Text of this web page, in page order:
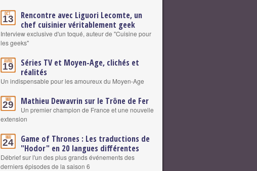
Oct.
13
Rencontre avec Liguori Lecomte, un
chef cuisinier véritablement geek
Interview exclusive d'un toqué, auteur de "Cuisine pour
les geeks"
Avril
19
Séries TV et Moyen-Age, clichés et
réalités
Un indispensable pour les amoureux du Moyen-Age
Mai
29 Mathieu Dewavrin sur le Trône de Fer
Un premier champion de France et une nouvelle
extension
Mai
24
Game of Thrones : Les traductions de
"Hodor" en 20 langues différentes
Débrief sur l'un des plus grands événements des
derniers épisodes de la saison 6